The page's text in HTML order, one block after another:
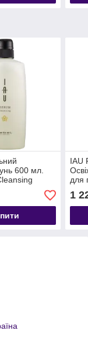
600 мл.
IAU
для
1